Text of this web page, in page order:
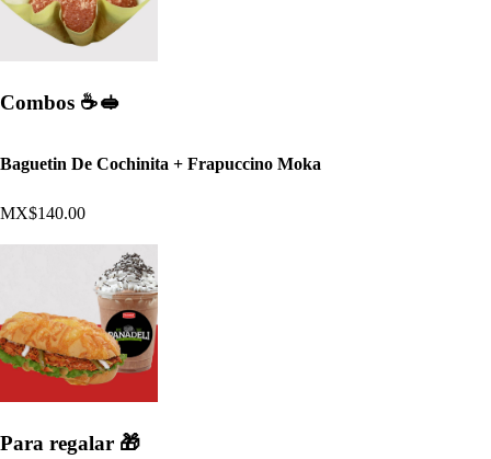
Combos ☕ 🥪
Baguetin De Cochinita + Frapuccino Moka
MX$140.00
Para regalar 🎁​​​